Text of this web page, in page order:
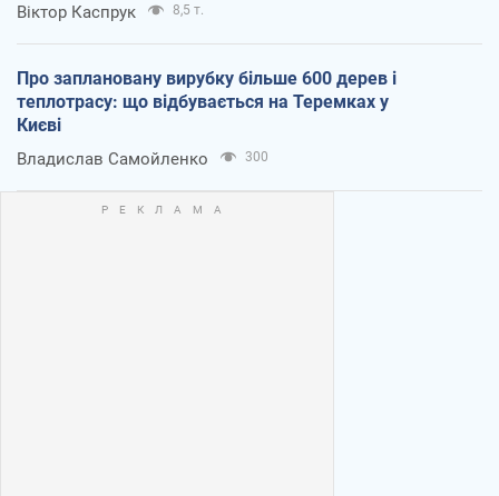
Віктор Каспрук 8,5 т.
Про заплановану вирубку більше 600 дерев і
теплотрасу: що відбувається на Теремках у
Києві
Владислав Самойленко 300